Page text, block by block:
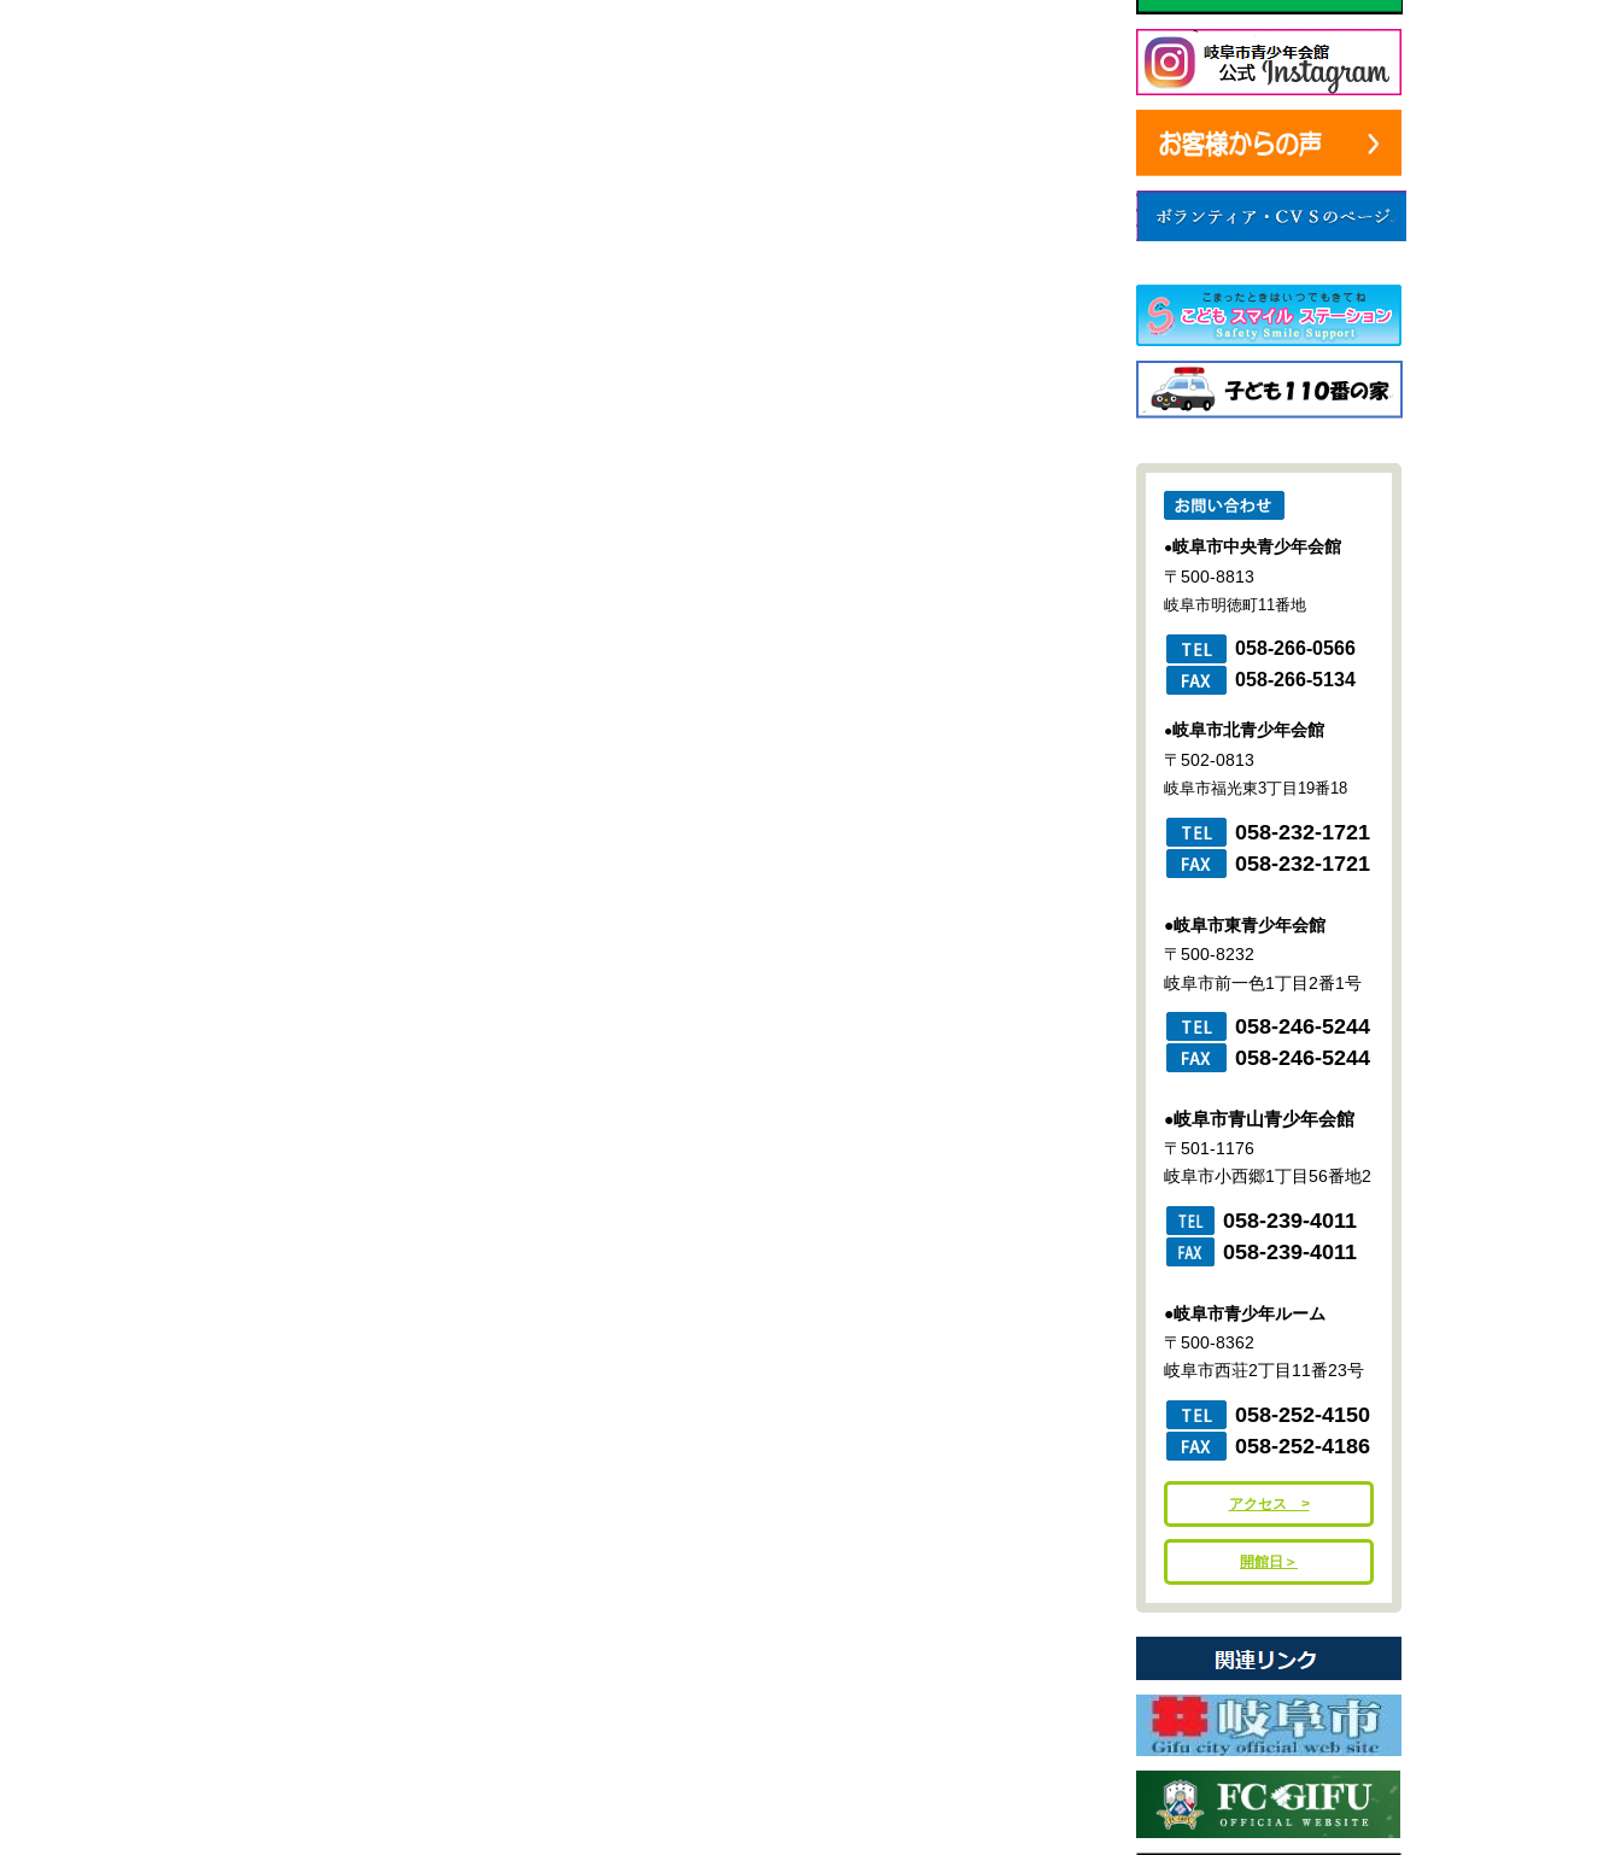
●岐阜市中央青少年会館
〒500-8813
岐阜市明徳町11番地
058-266-0566
058-266-5134
●岐阜市北青少年会館
〒502-0813
岐阜市福光東3丁目19番18
058-232-1721
058-232-1721
●岐阜市東青少年会館
〒500-8232
岐阜市前一色1丁目2番1号
058-246-5244
058-246-5244
●岐阜市青山青少年会館
〒501-1176
岐阜市小西郷1丁目56番地2
058-239-4011
058-239-4011
●岐阜市青少年ルーム
〒500-8362
岐阜市西荘2丁目11番23号
058-252-4150
058-252-4186
アクセス >
開館日＞